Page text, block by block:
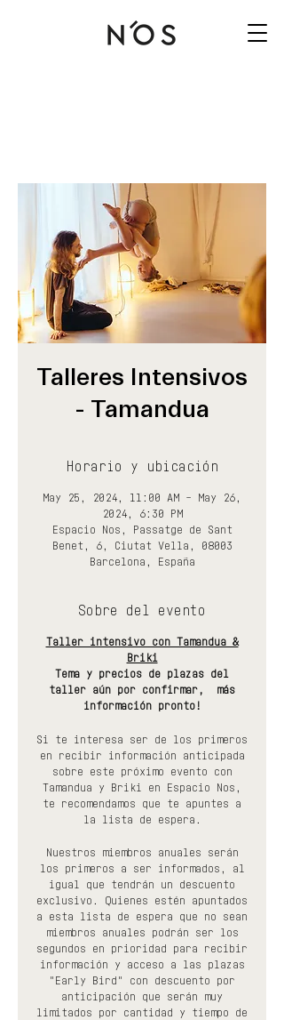
Talleres Intensivos
- Tamandua
Horario y ubicación
May 25, 2024, 11:00 AM – May 26,
2024, 6:30 PM
Espacio Nos, Passatge de Sant
Benet, 6, Ciutat Vella, 08003
Barcelona, España
Sobre del evento
Taller intensivo con Tamandua &
Briki
Tema y precios de plazas del
taller aún por confirmar, más
información pronto!
Si te interesa ser de los primeros
en recibir información anticipada
sobre este próximo evento con
Tamandua y Briki en Espacio Nos,
te recomendamos que te apuntes a
la lista de espera.
Nuestros miembros anuales serán
los primeros a ser informados, al
igual que tendrán un descuento
exclusivo. Quienes estén apuntados
a esta lista de espera que no sean
miembros anuales podrán ser los
segundos en prioridad para recibir
información y acceso a las plazas
"Early Bird" con descuento por
anticipación que serán muy
limitados por cantidad y tiempo de